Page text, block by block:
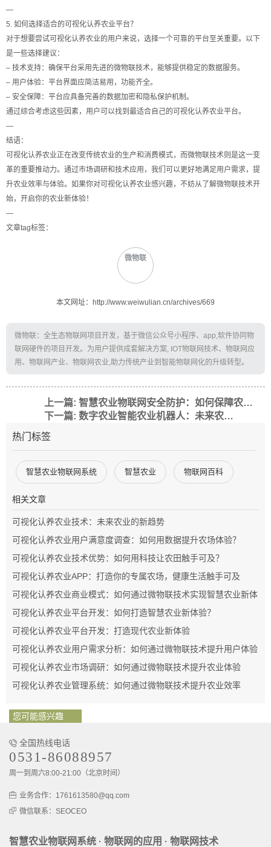
—
5. 如何选择适合的可视化认养农业平台？
对于想要尝试可视化认养农业的用户来说，选择一个可靠的平台至关重要。以下
是一些选择建议：
– 技术支持：确保平台采用先进的微物联技术，能够提供稳定的数据服务。
– 用户体验：平台界面应简洁易用，功能齐全。
– 安全保障：平台应具备完善的数据加密和隐私保护机制。
通过综合考虑这些因素，用户可以找到最适合自己的可视化认养农业平台。
—
结语：
可视化认养农业正在改变传统农业的生产和消费模式，而微物联技术则是这一变
革的重要推动力。通过市场调研和技术应用，我们可以更好地满足用户需求，提
升农业效率与体验。如果你对可视化认养农业感兴趣，不妨从了解微物联技术开
始，开启你的农业新体验！
—
文章tag标签：
微物联
本文网址：http://www.weiwulian.cn/archives/669
微物联：全生态物联网项目开发，基于微信公众号小程序、app,软件协同物
联网硬件的项目开发。为用户提供成套解决方案, IOT物联网技术、物联网应
用、物联网产业、物联网农业,助力传统产业到智能物联网化的升级转型。
上一篇: 智慧农业物联网安全防护：如何保障农业数据与设备安全？
下一篇: 数字农业智能农业机器人：未来农业的科技革命
热门标签
智慧农业物联网系统 智慧农业 物联网百科
相关文章
可视化认养农业技术：未来农业的新趋势
可视化认养农业用户满意度调查：如何用数据提升农场体验？
可视化认养农业技术优势：如何用科技让农田触手可及？
可视化认养农业APP：打造你的专属农场，健康生活触手可及
可视化认养农业商业模式：如何通过微物联技术实现智慧农业新体
验
可视化认养农业平台开发：如何打造智慧农业新体验？
可视化认养农业平台开发：打造现代农业新体验
可视化认养农业用户需求分析：如何通过微物联技术提升用户体验
可视化认养农业市场调研：如何通过微物联技术提升农业体验
可视化认养农业管理系统：如何通过微物联技术提升农业效率
您可能感兴趣
全国热线电话
0531-86088957
周一到周六8:00-21:00（北京时间）
业务合作：1761613580@qq.com
微信联系：SEOCEO
智慧农业物联网系统 · 物联网的应用 · 物联网技术